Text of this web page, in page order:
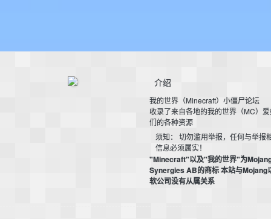
我
介绍
我的世界（Minecraft）小僵尸论坛
收录了来自各地的我的世界（MC）
们的各种资源
须知： 切勿滥用举报，任何与举报
信息必须属实！
"Minecraft"以及"我的世界"为
Synergies AB的商标 本站与Mojang
软公司没有从属关系